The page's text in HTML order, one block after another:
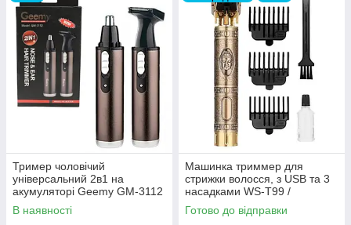
Тример чоловічий
універсальний 2в1 на
акумуляторі Geemy GM-3112
/ Тример для гоління
В наявності
Машинка триммер для
стрижки волосся, з USB та 3
насадками WS-T99 /
Акумуляторна машинка для
вусів та бороди
Готово до відправки